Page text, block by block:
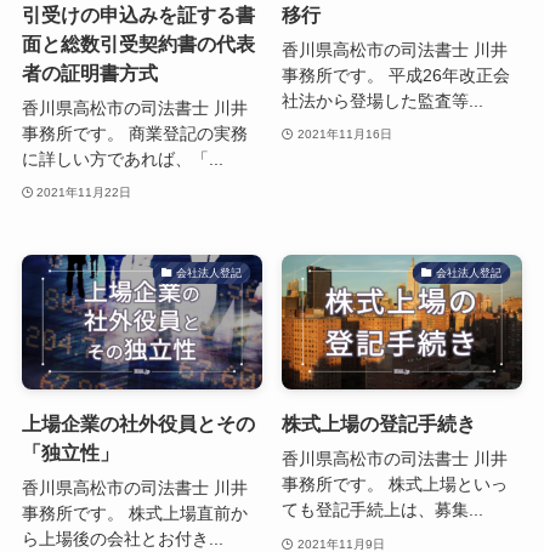
引受けの申込みを証する書
面と総数引受契約書の代表
者の証明書方式
香川県高松市の司法書士 川井
事務所です。 商業登記の実務
に詳しい方であれば、「...
2021年11月22日
移行
香川県高松市の司法書士 川井
事務所です。 平成26年改正会
社法から登場した監査等...
2021年11月16日
会社法人登記
上場企業の社外役員とその
「独立性」
香川県高松市の司法書士 川井
事務所です。 株式上場直前か
ら上場後の会社とお付き...
会社法人登記
株式上場の登記手続き
香川県高松市の司法書士 川井
事務所です。 株式上場といっ
ても登記手続上は、募集...
2021年11月9日